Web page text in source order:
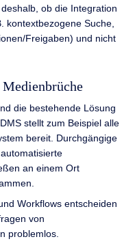
ob die Integration
kontextbezogene Suche,
Freigaben) und nicht
Medienbrüche
die bestehende Lösung
stellt zum Beispiel alle
bereit. Durchgängige
an einem Ort
Workflows entscheiden
von
problemlos.